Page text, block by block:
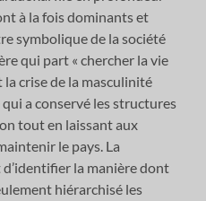
à la fois dominants et
symbolique de la société
qui part « chercher la vie
la crise de la masculinité
a conservé les structures
tout en laissant aux
le pays. La
la manière dont
hiérarchisé les